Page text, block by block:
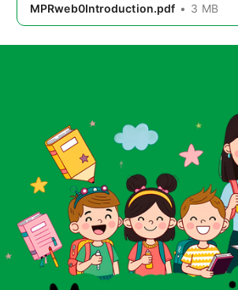
MPRweb0Introduction.pdf 3 MB